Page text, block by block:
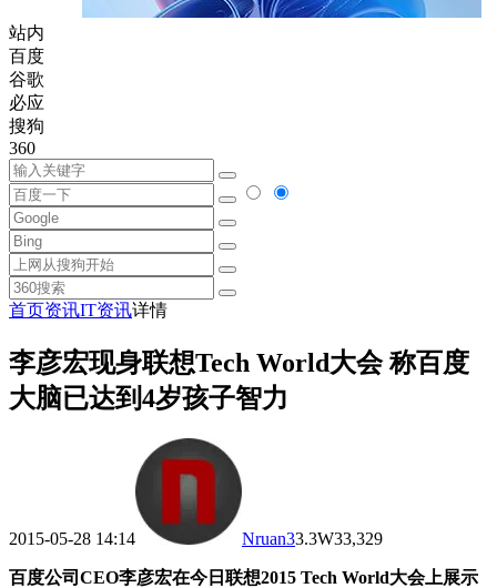
站内
百度
谷歌
必应
搜狗
360
首页资讯IT资讯详情
李彦宏现身联想Tech World大会 称百度
大脑已达到4岁孩子智力
2015-05-28 14:14 Nruan33.3W33,329
百度公司CEO李彦宏在今日联想2015 Tech World大会上展示